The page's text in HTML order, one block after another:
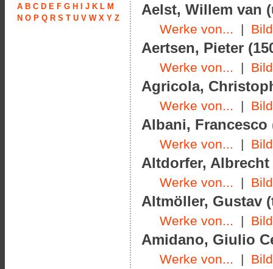
Aelst, Willem van
Werke von... |
Aertsen, Pieter
Werke von... |
Agricola,
Werke von... |
Albani, Francesco
Werke von... |
Altdorfer, Albrecht
Werke von... |
Altmöller, Gustav
Werke von... |
Amidano, Giulio
Werke von... |
A B C D E F G H J K L M
N O P Q R S T U V W X Y Z